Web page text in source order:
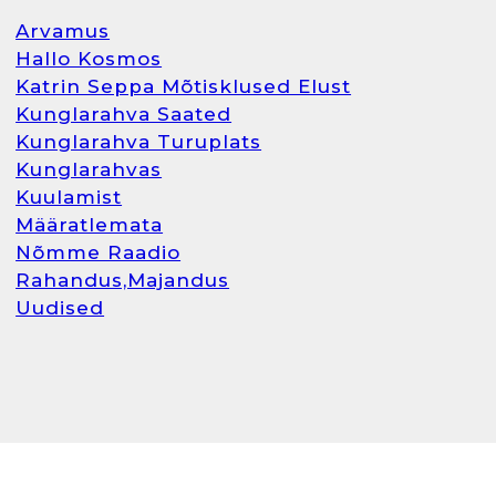
Arvamus
Hallo Kosmos
Katrin Seppa Mõtisklused Elust
Kunglarahva Saated
Kunglarahva Turuplats
Kunglarahvas
Kuulamist
Määratlemata
Nõmme Raadio
Rahandus,Majandus
Uudised